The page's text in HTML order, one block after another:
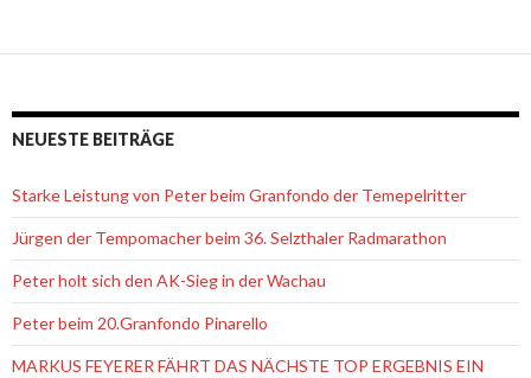
NEUESTE BEITRÄGE
Starke Leistung von Peter beim Granfondo der Temepelritter
Jürgen der Tempomacher beim 36. Selzthaler Radmarathon
Peter holt sich den AK-Sieg in der Wachau
Peter beim 20.Granfondo Pinarello
MARKUS FEYERER FÄHRT DAS NÄCHSTE TOP ERGEBNIS EIN